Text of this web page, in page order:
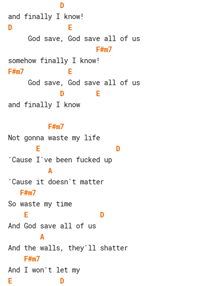
D
D
E
F#m7
F#m7
E
D
E
and finally I know
F#m7
E
D
A
F#m7
E
D
A
F#m7
E
D